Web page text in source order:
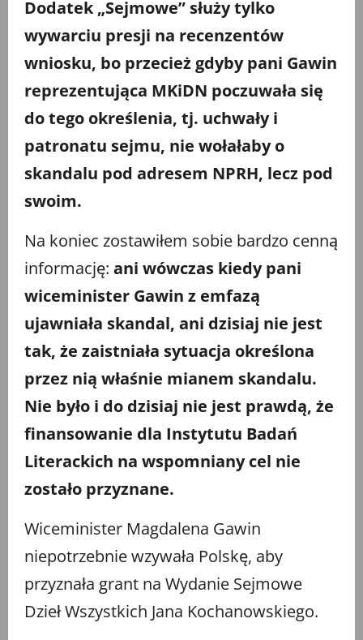
Dodatek „Sejmowe” służy tylko
wywarciu presji na recenzentów
wniosku, bo przecież gdyby pani Gawin
reprezentująca MKiDN poczuwała się
do tego określenia, tj. uchwały i
patronatu sejmu, nie wołałaby o
skandalu pod adresem NPRH, lecz pod
swoim.
Na koniec zostawiłem sobie bardzo cenną
informację: ani wówczas kiedy pani
wiceminister Gawin z emfazą
ujawniała skandal, ani dzisiaj nie jest
tak, że zaistniała sytuacja określona
przez nią właśnie mianem skandalu.
Nie było i do dzisiaj nie jest prawdą, że
finansowanie dla Instytutu Badań
Literackich na wspomniany cel nie
zostało przyznane.
Wiceminister Magdalena Gawin
niepotrzebnie wzywała Polskę, aby
przyznała grant na Wydanie Sejmowe
Dzieł Wszystkich Jana Kochanowskiego.